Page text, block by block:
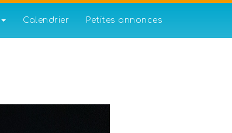
Calendrier Petites annonces